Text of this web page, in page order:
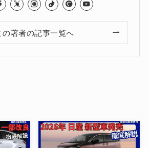
の著者の記事一覧へ